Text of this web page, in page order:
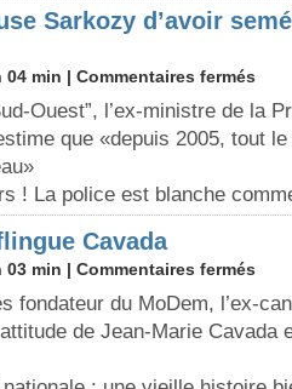
Sarkozy d’avoir
04 min | Commentaires fermés
Ouest”, l’ex-ministre de la
que «depuis 2005, tout
! La police est blanche
Cavada
03 min | Commentaires fermés
fondateur du MoDem, l’ex-
de Jean-Marie Cavada